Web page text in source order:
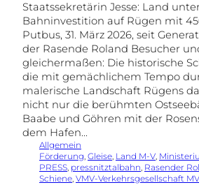
Staatssekretärin Jesse: Land
Bahninvestition auf Rügen mit
Putbus, 31. März 2026, seit
der Rasende Roland Besucher
gleichermaßen: Die historische
die mit gemächlichem Tempo
malerische Landschaft Rügens
nicht nur die berühmten
Baabe und Göhren mit der
dem Hafen…
Allgemein
Förderung, Gleise, Land M-V,
PRESS, pressnitztalbahn, Rasender
Schiene, VMV-Verkehrsgesellschaft MV